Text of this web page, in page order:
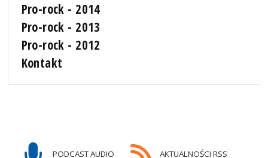
Pro-rock - 2014
Pro-rock - 2013
Pro-rock - 2012
Kontakt
PODCAST AUDIO AKTUALNOŚCI RSS